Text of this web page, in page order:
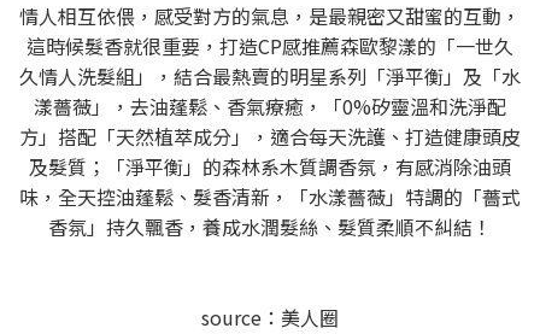
情人相互依偎，感受對方的氣息，是最親密又甜蜜的互動，
這時候髮香就很重要，打造CP感推薦森歐黎漾的「一世久
久情人洗髮組」，結合最熱賣的明星系列「淨平衡」及「水
漾薔薇」，去油蓬鬆、香氣療癒，「0%矽靈溫和洗淨配
方」搭配「天然植萃成分」，適合每天洗護、打造健康頭皮
及髮質；「淨平衡」的森林系木質調香氛，有感消除油頭
味，全天控油蓬鬆、髮香清新，「水漾薔薇」特調的「薔式
香氛」持久飄香，養成水潤髮絲、髮質柔順不糾結！
source：美人圈